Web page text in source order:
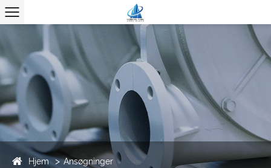
Hjem Ansøgninger